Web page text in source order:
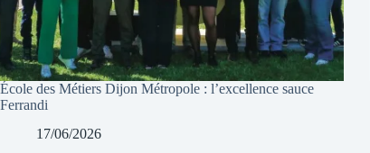
École des Métiers Dijon Métropole : l’excellence sauce
Ferrandi
17/06/2026